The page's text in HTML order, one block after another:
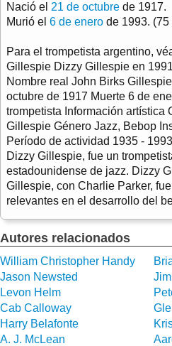
Nació el 21 de octubre de 1917.
Murió el 6 de enero de 1993. (75
Para el trompetista argentino,
Gillespie Dizzy Gillespie en
Nombre real John Birks
octubre de 1917 Muerte 6 de
trompetista Información artística
Gillespie Género Jazz, Bebop
Período de actividad 1935 -
Dizzy Gillespie, fue un
estadounidense de jazz. Dizzy
Gillespie, con Charlie Parker,
relevantes en el desarrollo del
Autores relacionados
William Christopher Handy
Jason Newsted
Levon Helm
Cab Calloway
Harry Belafonte
A. J. McLean